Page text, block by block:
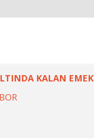
KALAN EMEK